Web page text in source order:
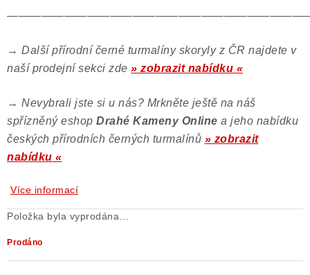
→ Další přírodní černé turmalíny skoryly z ČR najdete v
naší prodejní sekci zde » zobrazit nabídku «
→ Nevybrali jste si u nás? Mrkněte ještě na náš
spřízněný eshop Drahé Kameny Online a jeho nabídku
českých přírodních černých turmalínů » zobrazit
nabídku «
Více informací
Položka byla vyprodána…
Prodáno